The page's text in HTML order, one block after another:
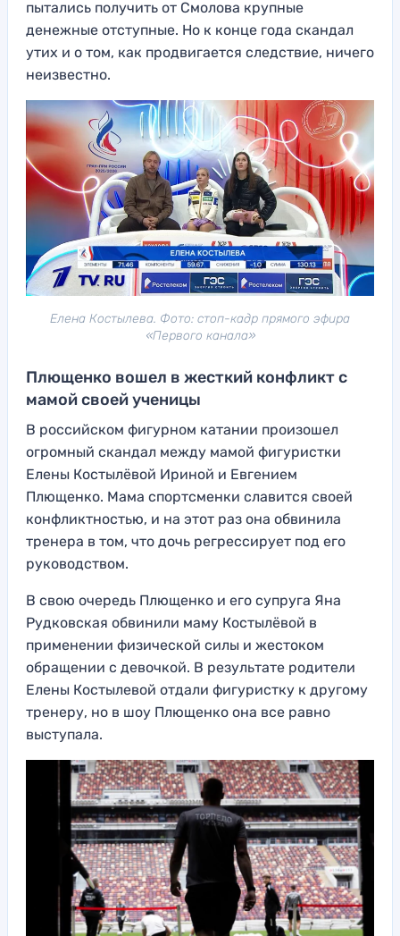
пытались получить от Смолова крупные
денежные отступные. Но к конце года скандал
утих и о том, как продвигается следствие, ничего
неизвестно.
Елена Костылева. Фото: стоп-кадр прямого эфира
«Первого канала»
Плющенко вошел в жесткий конфликт с
мамой своей ученицы
В российском фигурном катании произошел
огромный скандал между мамой фигуристки
Елены Костылёвой Ириной и Евгением
Плющенко. Мама спортсменки славится своей
конфликтностью, и на этот раз она обвинила
тренера в том, что дочь регрессирует под его
руководством.
В свою очередь Плющенко и его супруга Яна
Рудковская обвинили маму Костылёвой в
применении физической силы и жестоком
обращении с девочкой. В результате родители
Елены Костылевой отдали фигуристку к другому
тренеру, но в шоу Плющенко она все равно
выступала.